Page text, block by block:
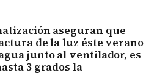
aseguran que
de la luz éste verano
junto al ventilador, es
3 grados la